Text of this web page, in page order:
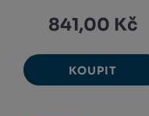
841,00 Kč
KOUPIT